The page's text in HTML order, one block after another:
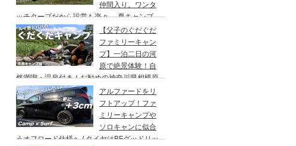
仲間入り。ワンタ
ッチタープだから設営も楽々。 夏キャンプ
を快適に過ごす為のキャンプギア３点セッ
ト。
【父子のぐだぐだ
ファミリーキャン
プ】一泊二日の河
原で絶景体験！自
然満喫・温泉付き！お勧めの神奈川県相模原
市・青根キャンプ場。
アルファードをリ
フトアップ！ファ
ミリーキャンプや
ソロキャンに似合
うオフロード仕様へ / タイヤはBFグッドリッ